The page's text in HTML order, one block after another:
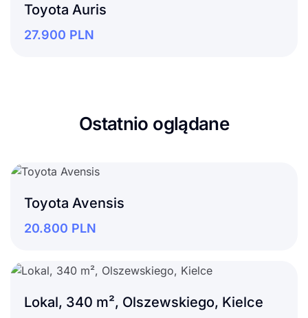
Toyota Auris
27.900 PLN
Ostatnio oglądane
Toyota Avensis
20.800 PLN
Lokal, 340 m², Olszewskiego, Kielce